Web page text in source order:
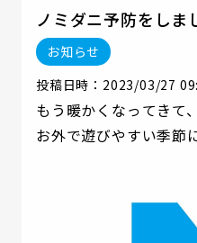
ノミダニ予防をしま
お知らせ
投稿日時：2023/03/27
もう暖かくなってきて
お外で遊びやすい季節
のでぜひ読んでみてく